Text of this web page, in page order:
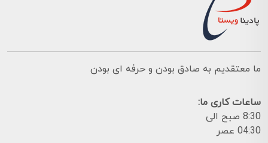
ما معتقدیم به صادق بودن و حرفه ای بودن
ساعات کاری ما:
8:30 صبح الی
04:30 عصر